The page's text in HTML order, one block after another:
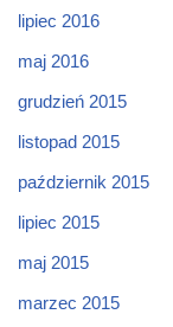
lipiec 2016
maj 2016
grudzień 2015
listopad 2015
październik 2015
lipiec 2015
maj 2015
marzec 2015